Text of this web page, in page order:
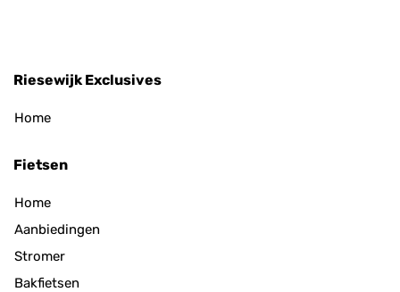
Riesewijk Exclusives
Home
Fietsen
Home
Aanbiedingen
Stromer
Bakfietsen